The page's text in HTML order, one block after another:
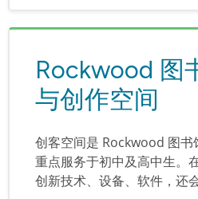
Rockwood 图
与创作空间
创客空间是 Rockwood 图书
重点服务于初中及高中生。
创新技术、设备、软件，还